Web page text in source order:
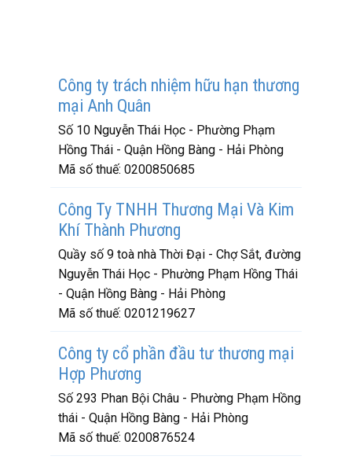
Công ty trách nhiệm hữu hạn thương
mại Anh Quân
Số 10 Nguyễn Thái Học - Phường Phạm
Hồng Thái - Quận Hồng Bàng - Hải Phòng
Mã số thuế: 0200850685
Công Ty TNHH Thương Mại Và Kim
Khí Thành Phương
Quầy số 9 toà nhà Thời Đại - Chợ Sắt, đường
Nguyễn Thái Học - Phường Phạm Hồng Thái
- Quận Hồng Bàng - Hải Phòng
Mã số thuế: 0201219627
Công ty cổ phần đầu tư thương mại
Hợp Phương
Số 293 Phan Bội Châu - Phường Phạm Hồng
thái - Quận Hồng Bàng - Hải Phòng
Mã số thuế: 0200876524